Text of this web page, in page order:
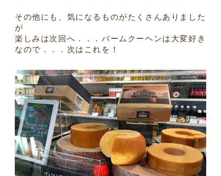
その他にも、気になるものがたくさんありました
が
楽しみは次回へ．．．バームクーヘンは大変好き
なので．．．次はこれを！